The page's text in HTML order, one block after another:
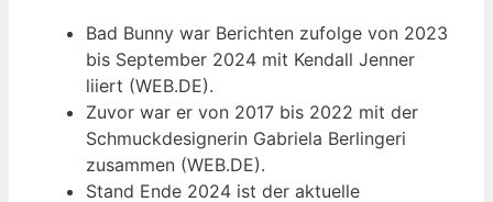
Bad Bunny war Berichten zufolge von 2023
bis September 2024 mit Kendall Jenner
liiert (WEB.DE).
Zuvor war er von 2017 bis 2022 mit der
Schmuckdesignerin Gabriela Berlingeri
zusammen (WEB.DE).
Stand Ende 2024 ist der aktuelle